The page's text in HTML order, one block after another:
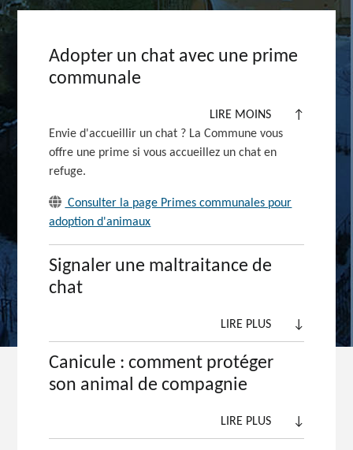
Adopter un chat avec une prime
communale
LIRE MOINS
↑
Envie d'accueillir unchat ? La Commune vous
offre une prime si vous accueillez un chat en
refuge.
Consulter la page Primes communales pour
adoption d'animaux
Signaler une maltraitance de
chat
LIRE PLUS ↓
Canicule : comment protéger
son animal de compagnie
LIRE PLUS ↓